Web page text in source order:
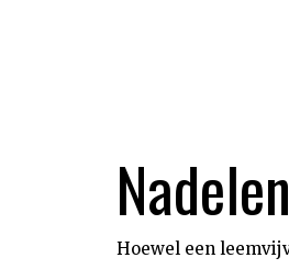
Nadelen
Hoewel een